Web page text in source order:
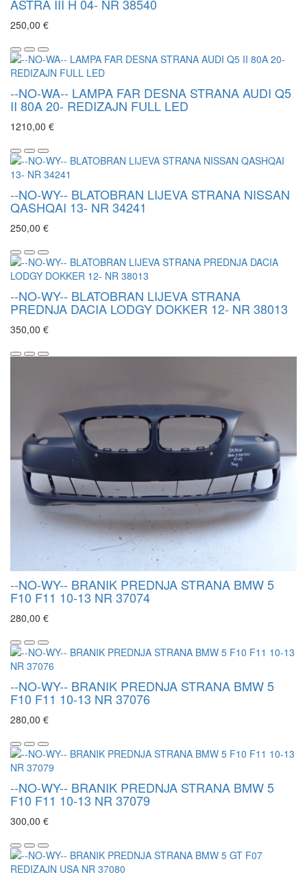
ASTRA III H 04- NR 38540
250,00 €
--NO-WA-- LAMPA FAR DESNA STRANA AUDI Q5
II 80A 20- REDIZAJN FULL LED
1210,00 €
--NO-WY-- BLATOBRAN LIJEVA STRANA NISSAN
QASHQAI 13- NR 34241
250,00 €
--NO-WY-- BLATOBRAN LIJEVA STRANA
PREDNJA DACIA LODGY DOKKER 12- NR 38013
350,00 €
--NO-WY-- BRANIK PREDNJA STRANA BMW 5
F10 F11 10-13 NR 37074
280,00 €
--NO-WY-- BRANIK PREDNJA STRANA BMW 5
F10 F11 10-13 NR 37076
280,00 €
--NO-WY-- BRANIK PREDNJA STRANA BMW 5
F10 F11 10-13 NR 37079
300,00 €